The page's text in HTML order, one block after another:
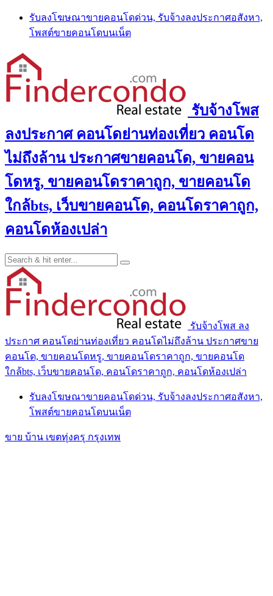
Skip
content
รับลงโฆษณาขายคอนโดด่วน, รับจ้างลงประกาศอสังหา,
โพสต์ขายคอนโดบนเน็ต
รับจ้างโพส
ลงประกาศ คอนโดย่านท่องเที่ยว คอนโด
ไม่ถึงล้าน ประกาศขายคอนโด, ขายคอน
โดหรู, ขายคอนโดราคาถูก, ขายคอนโด
ใกล้bts, เว็บขายคอนโด, คอนโดราคาถูก,
คอนโดห้องเปล่า
รับจ้างโพส ลง
ประกาศ คอนโดย่านท่องเที่ยว คอนโดไม่ถึงล้าน ประกาศขาย
คอนโด, ขายคอนโดหรู, ขายคอนโดราคาถูก, ขายคอนโด
ใกล้bts, เว็บขายคอนโด, คอนโดราคาถูก, คอนโดห้องเปล่า
รับลงโฆษณาขายคอนโดด่วน, รับจ้างลงประกาศอสังหา,
โพสต์ขายคอนโดบนเน็ต
ขาย บ้าน เขตทุ่งครุ กรุงเทพ